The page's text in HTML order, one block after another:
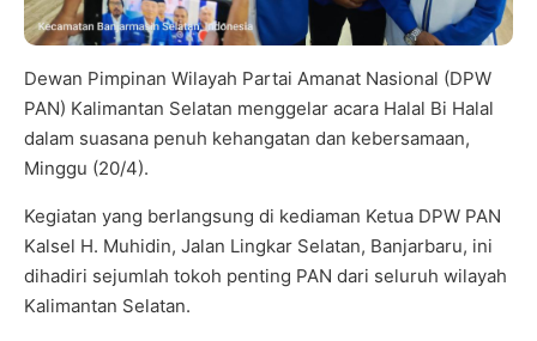
Dewan Pimpinan Wilayah Partai Amanat Nasional (DPW
PAN) Kalimantan Selatan menggelar acara Halal Bi Halal
dalam suasana penuh kehangatan dan kebersamaan,
Minggu (20/4).
Kegiatan yang berlangsung di kediaman Ketua DPW PAN
Kalsel H. Muhidin, Jalan Lingkar Selatan, Banjarbaru, ini
dihadiri sejumlah tokoh penting PAN dari seluruh wilayah
Kalimantan Selatan.